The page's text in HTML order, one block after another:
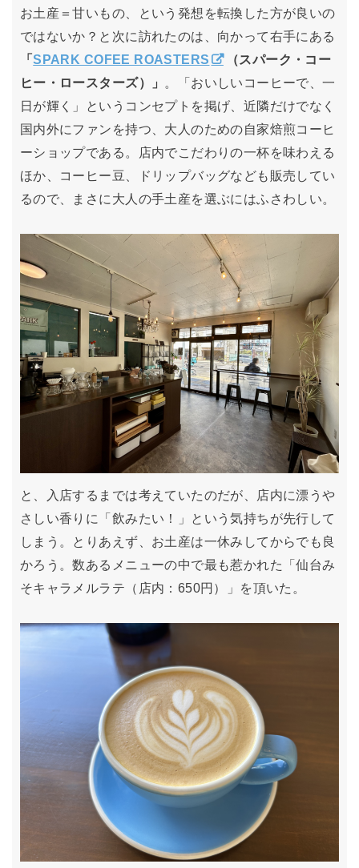
お土産＝甘いもの、という発想を転換した方が良いの
ではないか？と次に訪れたのは、向かって右手にある
「SPARK COFEE ROASTERS
（スパーク・コー
ヒー・ロースターズ）」 。「おいしいコーヒーで、一
日が輝く」というコンセプトを掲げ、近隣だけでなく
国内外にファンを持つ、大人のための自家焙煎コーヒ
ーショップである。店内でこだわりの一杯を味わえる
ほか、コーヒー豆、ドリップバッグなども販売してい
るので、まさに大人の手土産を選ぶにはふさわしい。
と、入店するまでは考えていたのだが、店内に漂うや
さしい香りに「飲みたい！」という気持ちが先行して
しまう。とりあえず、お土産は一休みしてからでも良
かろう。数あるメニューの中で最も惹かれた「仙台み
そキャラメルラテ（店内：650円）」を頂いた。